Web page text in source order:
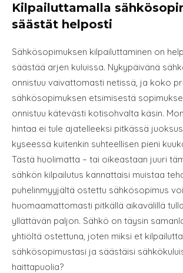
Kilpailuttamalla
säästät helposti
Sähkösopimuksen kilpailuttaminen on
säästää arjen kuluissa. Nykypäivänä
onnistuu vaivattomasti netissä, ja koko
sähkösopimuksen etsimisestä
onnistuu kätevästi kotisohvalta käsin.
hintaa ei tule ajatelleeksi pitkässä
kyseessä kuitenkin suhteellisen pieni
Tästä huolimatta – tai oikeastaan juuri
sähkön kilpailutus kannattaisi muistaa
puhelinmyyjältä ostettu sähkösopimus
huomaamattomasti pitkällä aikavälillä
yllättävän paljon. Sähkö on täysin
yhtiöltä ostettuna, joten miksi et
sähkösopimustasi ja säästäisi
haittapuolia?